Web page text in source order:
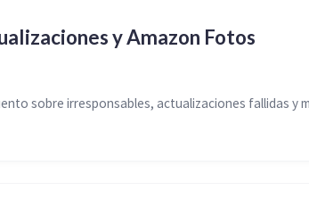
y Amazon Fotos
sobre irresponsables, actualizaciones fallidas y